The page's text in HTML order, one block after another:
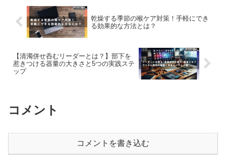
乾燥する季節の喉ケア対策！手軽にでき
る効果的な方法とは？
【清濁併せ呑むリーダーとは？】部下を
惹きつける器量の大きさと5つの実践ステ
ップ
コメント
コメントを書き込む